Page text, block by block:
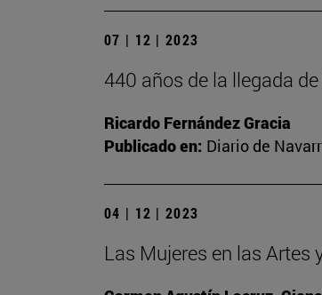
07 | 12 | 2023
440 años de la llegada
Ricardo Fernández Gracia
Publicado en: Diario de
04 | 12 | 2023
Las Mujeres en las